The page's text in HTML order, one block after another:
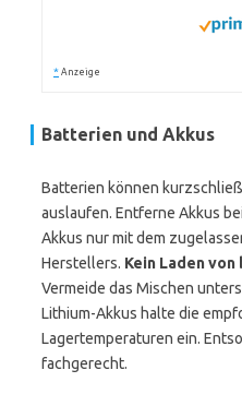
* Anzeige
Batterien und Akkus
Batterien können
auslaufen. Entferne Akkus
Akkus nur mit dem
Herstellers. Kein Laden
Vermeide das Mischen
Lithium-Akkus halte die
Lagertemperaturen ein.
fachgerecht.